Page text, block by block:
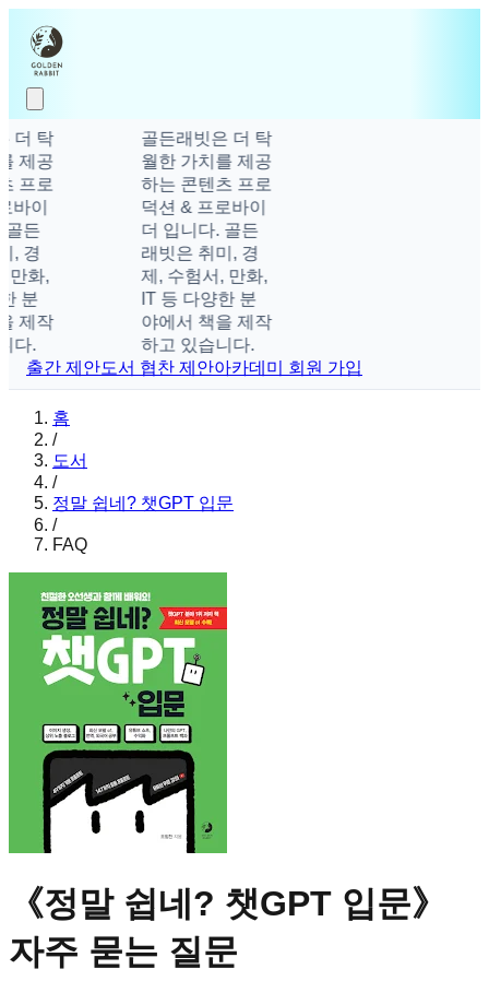
더 탁
제공
프로
바이
든
, 경
화,
분
제작
다.
골든래빗은 더 탁
월한 가치를 제공
하는 콘텐츠 프로
덕션 & 프로바이
더 입니다. 골든
래빗은 취미, 경
제, 수험서, 만화,
IT 등 다양한 분
야에서 책을 제작
하고 있습니다.
출간 제안도서 협찬 제안아카데미 회원 가입
홈
/
도서
/
정말 쉽네? 챗GPT 입문
/
FAQ
《정말 쉽네? 챗GPT 입문》
자주 묻는 질문